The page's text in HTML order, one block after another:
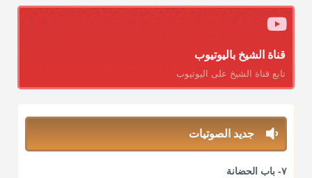
قناة الشيخ باليوتيوب
تابع قناة الشيخ على اليوتيوب
جديد الصوتيات
٧- باب الحضانة